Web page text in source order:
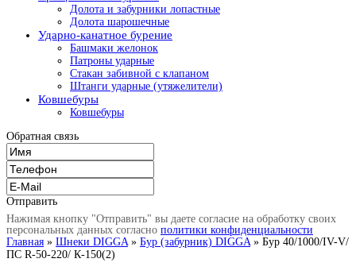
Долота и забурники лопастные
Долота шарошечные
Ударно-канатное бурение
Башмаки желонок
Патроны ударные
Стакан забивной с клапаном
Штанги ударные (утяжелители)
Ковшебуры
Ковшебуры
Обратная связь
Отправить
Нажимая кнопку "Отправить" вы даете согласие на обработку своих
персональных данных согласно политики конфиденциальности
Главная » Шнеки DIGGA» Бур (забурник) DIGGA» Бур 40/1000/IV-V/
ПС R-50-220/ К-150(2)